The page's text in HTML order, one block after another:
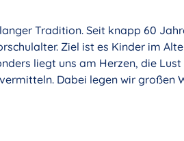
Tradition. Seit knapp 60
Ziel ist es Kinder im
liegt uns am Herzen, die
Dabei legen wir großen